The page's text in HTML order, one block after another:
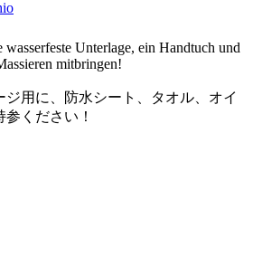
wasserfeste Unterlage, ein Handtuch und
mitbringen!
ジ用に、防水シート、タオル、オイ
参ください！